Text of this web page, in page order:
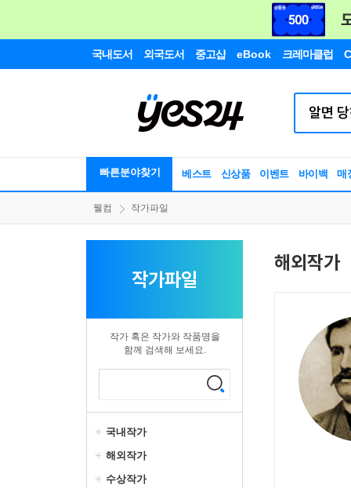
국내도서 외국도서 중고샵 eBook 크레마클럽
빠른분야찾기 베스트 신상품 이벤트 바이백 매
웰컴 작가파일
작가파일
작가 혹은 작가와 작품명을
함께 검색해 보세요.
국내작가
해외작가
수상작가
해외작가